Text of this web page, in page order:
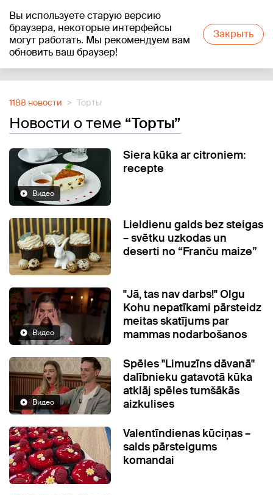
Вы используете старую версию
браузера, некоторые интерфейсы
могут работать. Мы рекомендуем вам
обновить ваш браузер!
Закрыть
+17°C
1188 новости Торты
Новости о теме “Торты”
Видео
Siera kūka ar citroniem:
recepte
Lieldienu galds bez steigas
– svētku uzkodas un
deserti no “Franču maize”
Видео
"Jā, tas nav darbs!" Olgu
Kohu nepatīkami pārsteidz
meitas skatījums par
mammas nodarbošanos
Видео
Spēles "Limuzīns dāvanā"
dalībnieku gatavotā kūka
atklāj spēles tumšākās
aizkulises
Valentīndienas kūciņas –
salds pārsteigums
komandai